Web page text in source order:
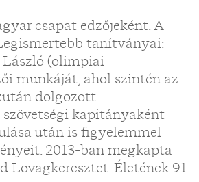
csapat edzőjeként. A
tanítványai:
László (olimpiai
munkáját, ahol szintén az
dolgozott
kapitányaként
után is figyelemmel
2013-ban megkapta
Lovagkeresztet. Életének 91.